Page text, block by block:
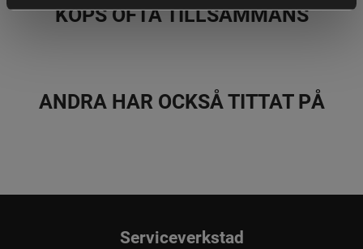
KÖPS OFTA TILLSAMMANS
ANDRA HAR OCKSÅ TITTAT PÅ
Serviceverkstad